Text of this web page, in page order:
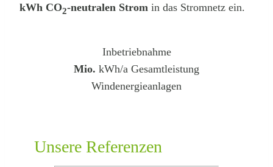
kWh CO2-neutralen Strom in das Stromnetz ein.
Inbetriebnahme
Mio. kWh/a Gesamtleistung
Windenergieanlagen
Unsere Referenzen